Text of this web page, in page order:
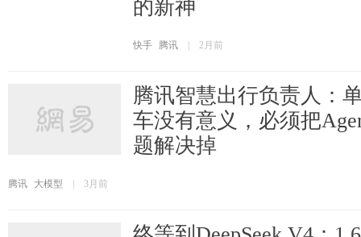
的新神
快手 腾讯 2月前
腾讯智慧出行负责人：
车没有意义，必须把
题解决掉
腾讯 大模型 3月前